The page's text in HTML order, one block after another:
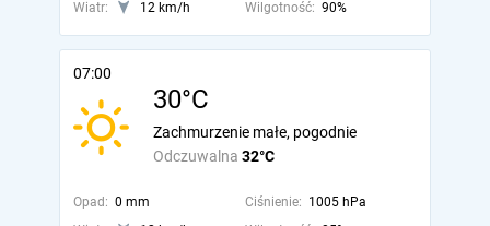
Wiatr:
12 km/h Wilgotność: 90%
07:00
30°C
Odczuwalna 32°C
Zachmurzenie małe, pogodnie
Opad: 0 mm Ciśnienie: 1005 hPa